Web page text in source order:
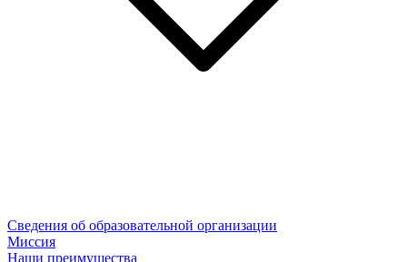
Сведения об образовательной организации
Миссия
Наши преимущества